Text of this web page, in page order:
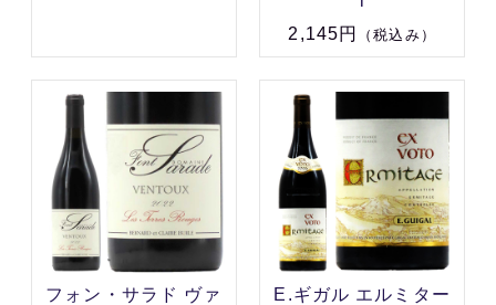
2,145円
（税込み）
フォン・サラド ヴァ
E.ギガル エルミター